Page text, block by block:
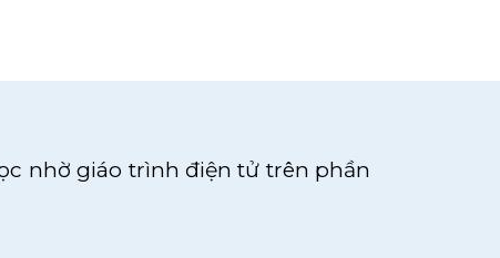
nhờ giáo trình điện tử trên phần